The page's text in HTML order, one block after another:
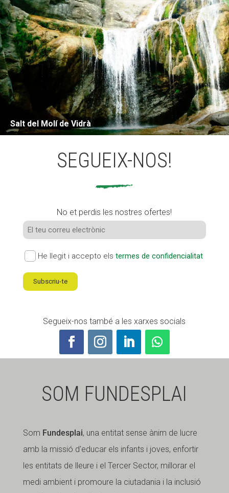
Salt del Molí de Vidrà
SEGUEIX-NOS!
No et perdis les nostres ofertes!
He llegit i accepto elstermes de confidencialitat
Subscriu-te
Segueix-nos també a les xarxes socials
SOM FUNDESPLAI
Som Fundesplai, una entitat sense ànim de lucre
amb la missió d'educar els infants i joves, enfortir
les entitats de lleure i el Tercer Sector, millorar el
medi ambient i promoure la ciutadania i la inclusió